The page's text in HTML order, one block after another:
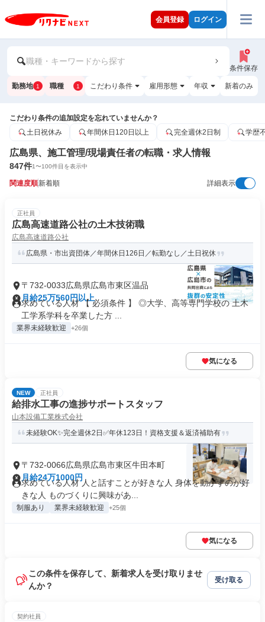
会員登録 ログイン
職種・キーワードから探す
条件保存
勤務地 1 職種 1 こだわり条件 雇用形態 年収 新着のみ
こだわり条件の追加設定を忘れていませんか？
土日祝休み
年間休日120日以上 完全週休2日制 学歴
広島県、施工管理/現場責任者の転職・求人情報
847件1〜100件目を表示中
関連度順新着順 詳細表示
正社員
広島高速道路公社の土木技術職
広島高速道路公社
広島県・市出資団体／年間休日126日／転勤なし／土日祝休
〒732-0033広島県広島市東区温品
月給25万560円以上
求めている人材 【 必須条件 】 ◎大学、高等専門学校の 土木
工学系学科を卒業した方 ...
業界未経験歓迎 +26個
気になる
NEW 正社員
給排水工事の進捗サポートスタッフ
山本設備工業株式会社
未経験OK✨完全週休2日✅年休123日！資格支援＆返済補助有
〒732-0066広島県広島市東区牛田本町
月給24万1000円
求めている人材 人と話すことが好きな人 身体を動かすのが好
きな人 ものづくりに興味があ...
制服あり 業界未経験歓迎 +25個
気になる
この条件を保存して、新着求人を受け取りませ
んか？
受け取る
契約社員